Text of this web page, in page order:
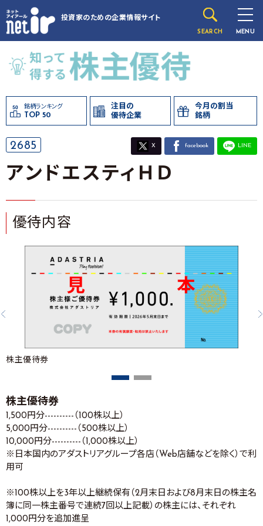
投資家のための企業情報サイト
SEARCH MENU
銘柄ランキング
TOP 50
注目の
優待企業
今月の割当
銘柄
2685 X facebook LINE
アンドエスティＨＤ
優待内容
株主優待券
株主優待券
1,500円分----------（100株以上）
5,000円分----------（500株以上）
10,000円分----------（1,000株以上）
※日本国内のアダストリアグループ各店（Web店舗などを除く）で利
用可
※100株以上を3年以上継続保有（2月末日および8月末日の株主名
簿に同一株主番号で連続7回以上記載）の株主には、それぞれ
1,000円分を追加進呈